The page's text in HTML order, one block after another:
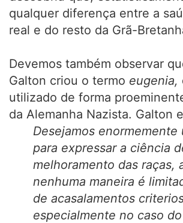
qualquer diferença entre a
real e do resto da Grã-
Devemos também observar
Galton criou o termo eugenia,
utilizado de forma
da Alemanha Nazista. Galton
Desejamos enormemente
para expressar a ciência
melhoramento das raças,
nenhuma maneira é
de acasalamentos
especialmente no caso